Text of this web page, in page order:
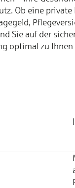
Ob eine
Sie auf der
optimal zu Ihnen